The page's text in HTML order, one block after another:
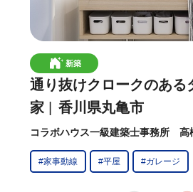
新築
通り抜けクロークのある
家
香川県丸亀市
コラボハウス一級建築士事務所 高
#家事動線 #平屋 #ガレージ